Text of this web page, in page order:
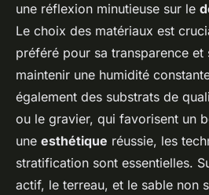
une réflexion minutieuse sur le
Le choix des matériaux est
préféré pour sa transparence et
maintenir une humidité
également des substrats de
ou le gravier, qui favorisent un
une esthétique réussie, les
stratification sont essentielles.
actif, le terreau, et le sable non